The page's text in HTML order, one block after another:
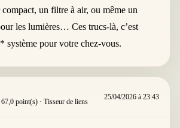
un filtre à air, ou même un
les lumières… Ces trucs-là, c’est
système pour votre chez-vous.
67,0 point(s) · Tisseur de liens
25/04/2026 à 23:43